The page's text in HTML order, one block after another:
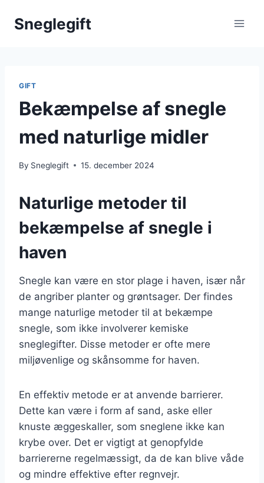
Sneglegift
GIFT
Bekæmpelse af snegle
med naturlige midler
By Sneglegift 15. december 2024
Naturlige metoder til
bekæmpelse af snegle i
haven
Snegle kan være en stor plage i haven, især når
de angriber planter og grøntsager. Der findes
mange naturlige metoder til at bekæmpe
snegle, som ikke involverer kemiske
sneglegifter. Disse metoder er ofte mere
miljøvenlige og skånsomme for haven.
En effektiv metode er at anvende barrierer.
Dette kan være i form af sand, aske eller
knuste æggeskaller, som sneglene ikke kan
krybe over. Det er vigtigt at genopfylde
barriererne regelmæssigt, da de kan blive våde
og mindre effektive efter regnvejr.